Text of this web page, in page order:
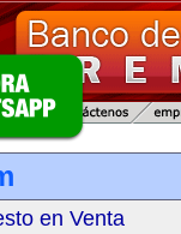
en Venta